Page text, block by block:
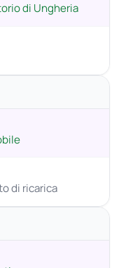
di Ungheria
di ricarica